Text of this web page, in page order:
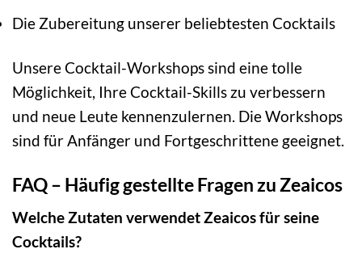
Die Zubereitung unserer beliebtesten Cocktails
Unsere Cocktail-Workshops sind eine tolle
Möglichkeit, Ihre Cocktail-Skills zu verbessern
und neue Leute kennenzulernen. Die Workshops
sind für Anfänger und Fortgeschrittene geeignet.
FAQ – Häufig gestellte Fragen zu Zeaicos
Welche Zutaten verwendet Zeaicos für seine
Cocktails?